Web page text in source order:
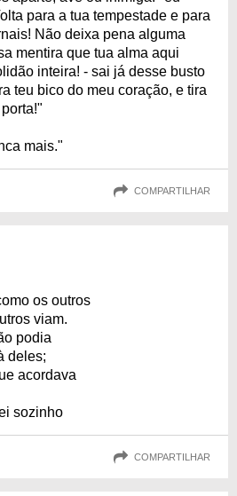
para a tua tempestade e para
Não deixa pena alguma
mentira que tua alma aqui
inteira! - sai já desse busto
teu bico do meu coração, e tira
mais."
COMPARTILHAR
os outros
viam.
podia
deles;
acordava
sozinho
COMPARTILHAR